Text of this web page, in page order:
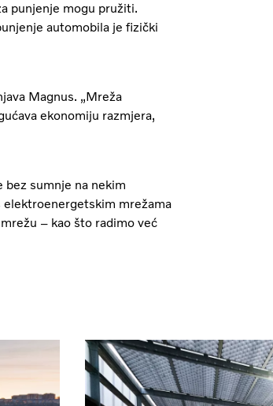
punjenje mogu pružiti.
automobila je fizički
Magnus. „Mreža
ekonomiju razmjera,
bez sumnje na nekim
mrežama
– kao što radimo već